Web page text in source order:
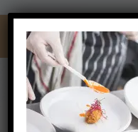
DSC_2296 (Copy)
DSC_2296 (Copy)